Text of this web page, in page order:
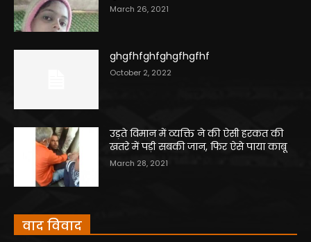
March 26, 2021
ghgfhfghfghgfhgfhf
October 2, 2022
उड़ते विमान में व्यक्ति ने की ऐसी हरकत की
खतरे में पड़ी सबकी जान, फिर ऐसे पाया काबू
March 28, 2021
वाद विवाद